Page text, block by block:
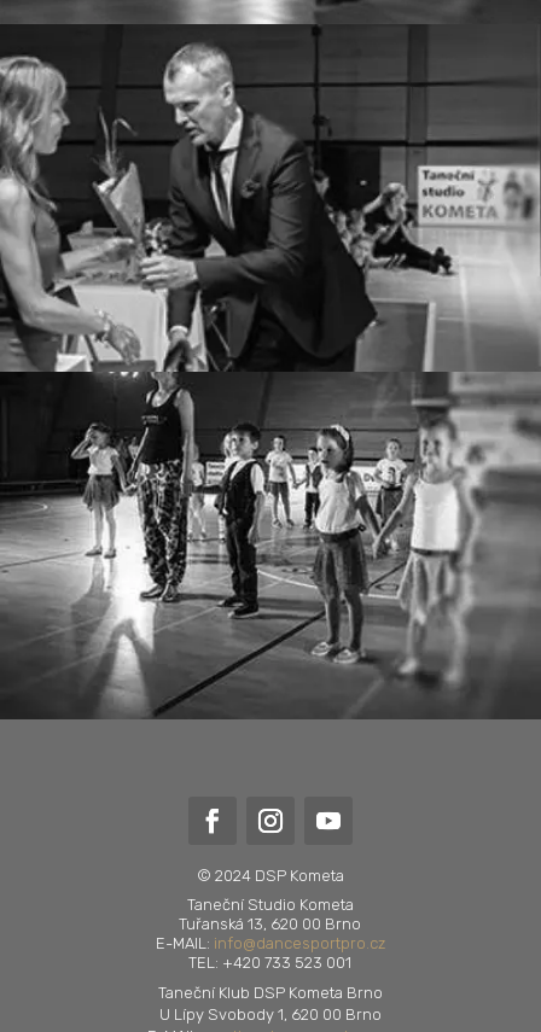
© 2024 DSP Kometa
Taneční Studio Kometa
Tuřanská 13, 620 00 Brno
E-MAIL: info@dancesportpro.cz
TEL: +420 733 523 001
Taneční Klub DSP Kometa Brno
U Lípy Svobody 1, 620 00 Brno